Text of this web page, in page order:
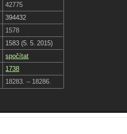
42775
394432
1578
1583 (5. 5. 2015)
spočítat
1738
18283. – 18286.